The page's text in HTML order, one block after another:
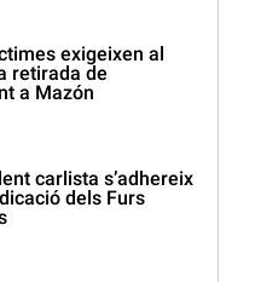
exigeixen al
retirada de
a Mazón
carlista s’adhereix
dels Furs